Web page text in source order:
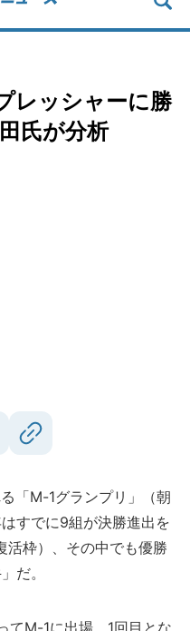
レッシャーに勝
氏が分析
「M-1グランプリ」（朝
すでに9組が決勝進出を
活枠）、その中でも優勝
だ。
M-1に出場。1回目とな